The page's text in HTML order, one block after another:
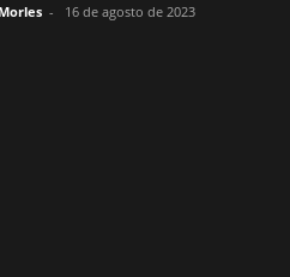
- 16 de agosto de 2023